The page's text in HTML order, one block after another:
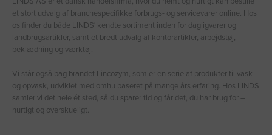
et stort udvalg af branchespecifikke forbrugs- og servicevarer online. Hos
os finder du både LINDS′ kendte sortiment inden for dagligvarer og
landbrugsartikler, samt et bredt udvalg af kontorartikler, arbejdstøj,
beklædning og værktøj.
Vi står også bag brandet Lincozym, som er en serie af produkter til vask
og opvask, udviklet med omhu baseret på mange års erfaring. Hos LINDS
samler vi det hele ét sted, så du sparer tid og får det, du har brug for –
hurtigt og overskueligt.